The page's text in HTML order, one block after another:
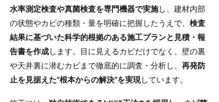
水率測定検査や真菌検査を専門機器で実施し、建材内部
の状態やカビの種類・量を明確に把握したうえで、 検査
結果に基づいた科学的根拠のある施工プランと見積・報
告書を作成 します。目に見えるカビだけでなく、壁の裏
や天井裏に潜むカビまで徹底的に調査・分析し、 再発防
止を見据えた“根本からの解決”を実現しています。